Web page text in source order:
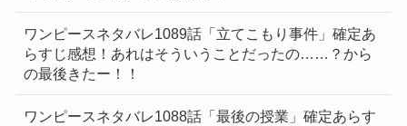
ワンピースネタバレ1089話「立てこもり事件」確定あ
らすじ感想！あれはそういうことだったの……？から
の最後きたー！！
ワンピースネタバレ1088話「最後の授業」確定あらす